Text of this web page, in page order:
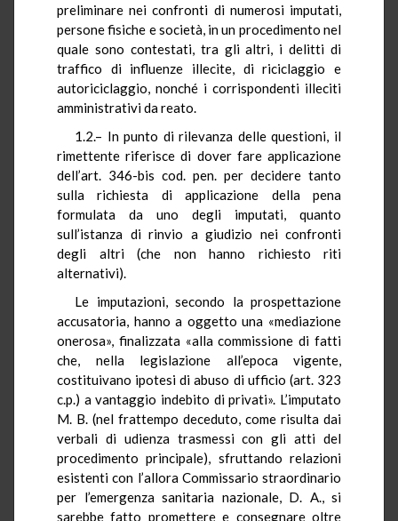
preliminare nei confronti di numerosi imputati,
persone fisiche e società, in un procedimento nel
quale sono contestati, tra gli altri, i delitti di
traffico di influenze illecite, di riciclaggio e
autoriciclaggio, nonché i corrispondenti illeciti
amministrativi da reato.
1.2.– In punto di rilevanza delle questioni, il
rimettente riferisce di dover fare applicazione
dell’art. 346-bis cod. pen. per decidere tanto
sulla richiesta di applicazione della pena
formulata da uno degli imputati, quanto
sull’istanza di rinvio a giudizio nei confronti
degli altri (che non hanno richiesto riti
alternativi).
Le imputazioni, secondo la prospettazione
accusatoria, hanno a oggetto una «mediazione
onerosa», finalizzata «alla commissione di fatti
che, nella legislazione all’epoca vigente,
costituivano ipotesi di abuso di ufficio (art. 323
c.p.) a vantaggio indebito di privati». L’imputato
M. B. (nel frattempo deceduto, come risulta dai
verbali di udienza trasmessi con gli atti del
procedimento principale), sfruttando relazioni
esistenti con l’allora Commissario straordinario
per l’emergenza sanitaria nazionale, D. A., si
sarebbe fatto promettere e consegnare oltre